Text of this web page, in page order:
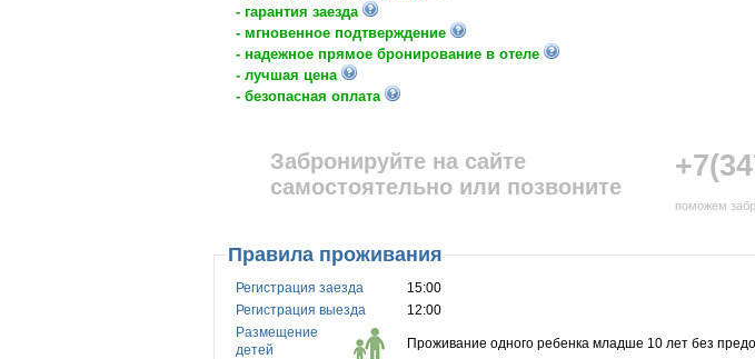
- гарантия заезда
- мгновенное подтверждение
- надежное прямое бронирование в отеле
- лучшая цена
- безопасная оплата
поможем
Забронируйте на сайте
самостоятельно или позвоните
Правила проживания
Регистрация заезда
15:00
Регистрация выезда
12:00
Размещение
детей
Проживание одного ребенка младше 10 лет без